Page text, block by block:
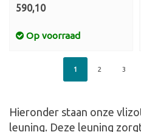
590,10
Op voorraad
1 2 3
Hieronder staan onze
leuning. Deze leuning